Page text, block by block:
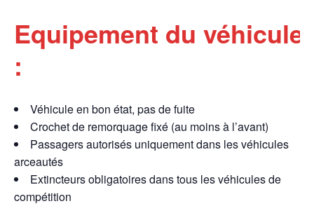
Equipement du véhicule
:
Véhicule en bon état, pas de fuite
Crochet de remorquage fixé (au moins à l’avant)
Passagers autorisés uniquement dans les véhicules
arceautés
Extincteurs obligatoires dans tous les véhicules de
compétition